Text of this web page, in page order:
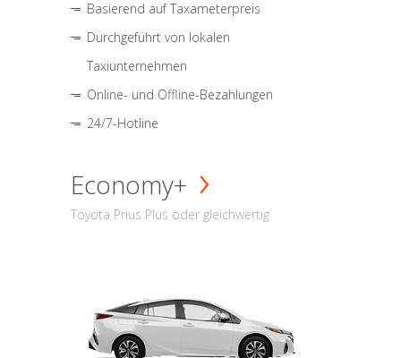
Basierend auf Taxameterpreis
Durchgeführt von lokalen
Taxiunternehmen
Online- und Offline-Bezahlungen
24/7-Hotline
Economy+
Toyota Prius Plus oder gleichwertig